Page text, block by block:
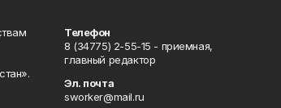
Телефон
8 (34775) 2-55-15 - приемная,
главный редактор
Эл. почта
sworker@mail.ru